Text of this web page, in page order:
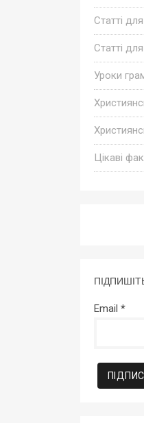
Статті
Статті
Уроки
Цікаві
Email *